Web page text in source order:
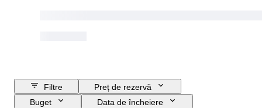
Filtre
Preț de rezervă
Buget
Data de încheiere